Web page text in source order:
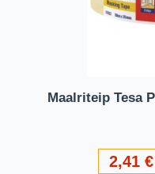
Maalriteip Tesa
2,41€